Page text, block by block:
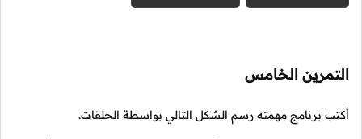
التمرين الخامس
أكتب برنامج مهمته رسم الشكل التالي بواسطة الحلقات.